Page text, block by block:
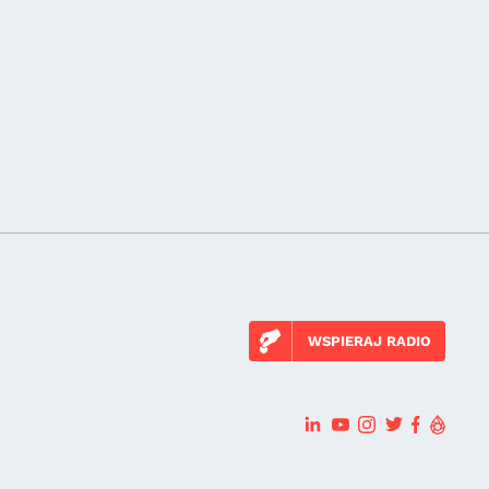
WSPIERAJ RADIO